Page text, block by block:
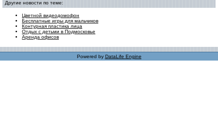
Другие новости по теме:
Цветной видеодомофон
Бесплатные игры для мальчиков
Контурная пластика лица
Отдых с детьми в Подмосковье
Аренда офисов
Powered by DataLife Engine